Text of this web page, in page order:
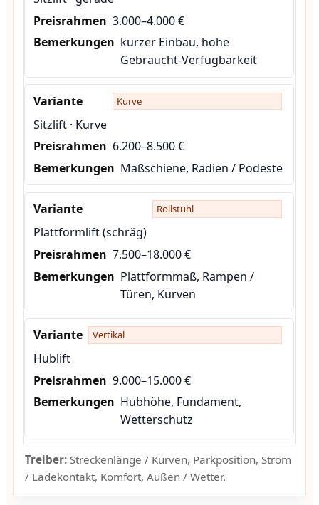
3.000–4.000 €
kurzer Einbau, hohe
Gebraucht-Verfügbarkeit
Kurve
Sitzlift · Kurve
6.200–8.500 €
Maßschiene, Radien / Podeste
Rollstuhl
Plattformlift (schräg)
7.500–18.000 €
Plattformmaß, Rampen /
Türen, Kurven
Vertikal
Hublift
9.000–15.000 €
Hubhöhe, Fundament,
Wetterschutz
Treiber:Streckenlänge / Kurven, Parkposition, Strom
/ Ladekontakt, Komfort, Außen / Wetter.